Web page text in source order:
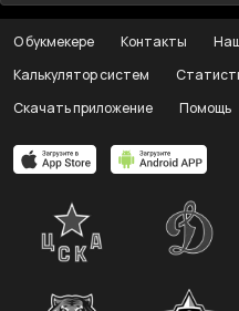
О букмекере Контакты
Калькулятор систем
Скачать приложение
Помощь